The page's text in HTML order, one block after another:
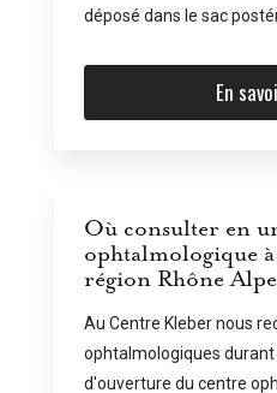
déposé dans le sac
En
Où consulter en
ophtalmologique
région Rhône
Au Centre Kleber nous
ophtalmologiques durant
d'ouverture du centre